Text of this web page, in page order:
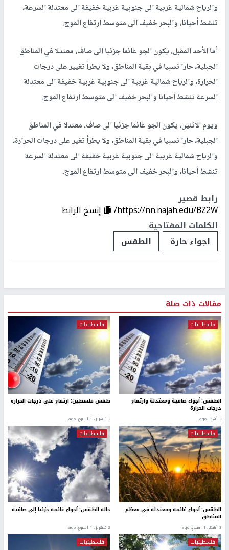
والرياح شمالية غربية الى جنوبية غربية خفيفة الى معتدلة السرعة،
تنشط أحيانا، والبحر خفيف الى متوسط ارتفاع الموج.
أما الأحد المقبل، يكون الجو غائما جزئيا الى صاف، معتدلا في المناطق
الجبلية، حارا نسبيا في بقية المناطق، ولا يطرأ تغيير على درجات
الحرارة، والرياح شمالية غربية الى جنوبية غربية خفيفة الى معتدلة
السرعة تنشط أحيانا والبحر خفيف الى متوسط ارتفاع الموج.
ويوم الاثنين، يكون الجو غائما جزئيا الى صاف، معتدلا في المناطق
الجبلية، حارا نسبيا في بقية المناطق، ولا يطرأ تغير على درجات الحرارة،
والرياح شمالية غربية الى جنوبية غربية خفيفة الى معتدلة السرعة
تنشط أحيانا، والبحر خفيف الى متوسط ارتفاع الموج.
رابط قصير
https://nn.najah.edu/BZ2W/
إنسخ الرابط
الكلمات المفتاحية
اجواء حارة
الطقس
مقالات ذات صلة
فلسطينيات
الطقس: أجواء صافية ومعتدلة وارتفاع
درجات الحرارة
3 أشهر ago
فلسطينيات
طقس فلسطين: ارتفاع على درجات الحرارة
2 شهرين، 1 اسبوع. ago
فلسطينيات
الطقس: أجواء غائمة ومعتدلة في معظم
المناطق
3 أشهر، 1 اسبوع. ago
فلسطينيات
حالة الطقس: أجواء غائمة جزئيا إلى صافية
2 شهرين، 1 اسبوع. ago
فلسطينيات فلسطينيات